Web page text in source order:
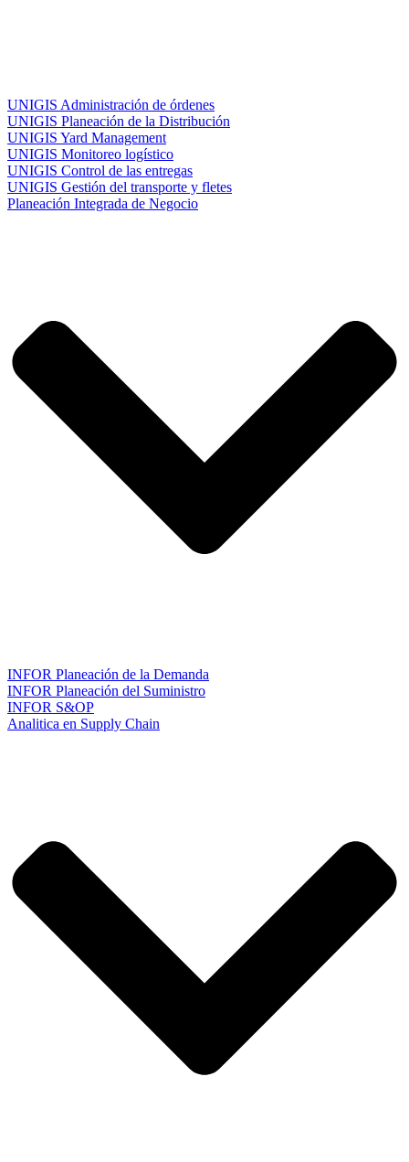
UNIGIS Administración de órdenes
UNIGIS Planeación de la Distribución
UNIGIS Yard Management
UNIGIS Monitoreo logístico
UNIGIS Control de las entregas
UNIGIS Gestión del transporte y fletes
Planeación Integrada de Negocio
INFOR Planeación de la Demanda
INFOR Planeación del Suministro
INFOR S&OP
Analitica en Supply Chain